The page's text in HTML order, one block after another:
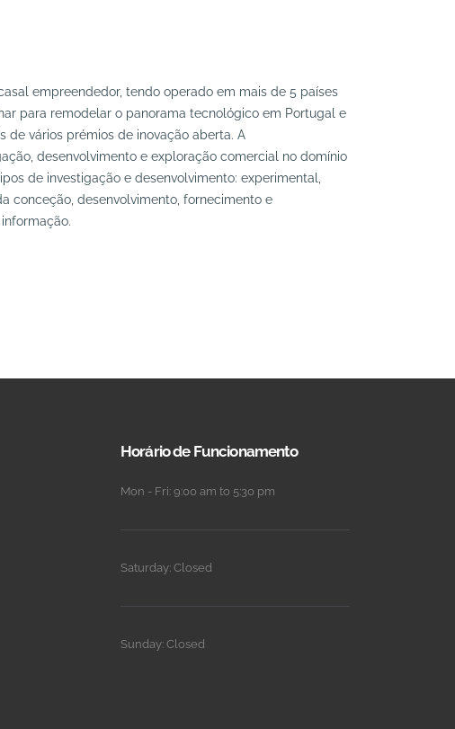
empreendedor, tendo operado em mais de 5 países
para remodelar o panorama tecnológico em Portugal e
de vários prémios de inovação aberta. A
desenvolvimento e exploração comercial no domínio
de investigação e desenvolvimento: experimental,
conceção, desenvolvimento, fornecimento e
Horário de Funcionamento
Mon - Fri: 9:00 am to 5:30 pm
Saturday: Closed
Sunday: Closed